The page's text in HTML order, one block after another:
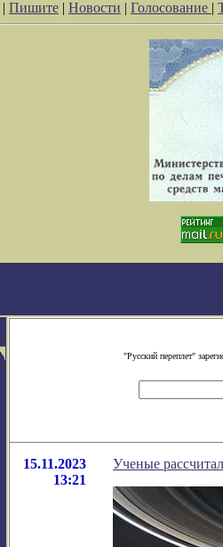
| Пишите | Новости | Голосование |
"Русский переплет"
15.11.2023
13:21
Ученые